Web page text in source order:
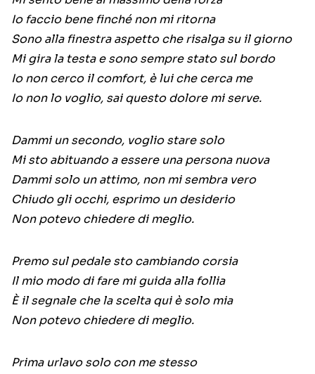
Io faccio bene finché non mi ritorna
Sono alla finestra aspetto che risalga su il giorno
Mi gira la testa e sono sempre stato sul bordo
Io non cerco il comfort, è lui che cerca me
Io non lo voglio, sai questo dolore mi serve.
Dammi un secondo, voglio stare solo
Mi sto abituando a essere una persona nuova
Dammi solo un attimo, non mi sembra vero
Chiudo gli occhi, esprimo un desiderio
Non potevo chiedere di meglio.
Premo sul pedale sto cambiando corsia
Il mio modo di fare mi guida alla follia
È il segnale che la scelta qui è solo mia
Non potevo chiedere di meglio.
Prima urlavo solo con me stesso